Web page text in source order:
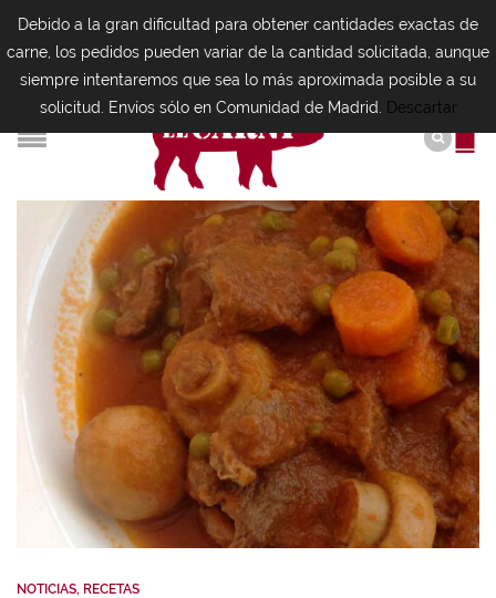
NOTICIAS, RECETAS
Debido a la gran dificultad para obtener cantidades exactas de
carne, los pedidos pueden variar de la cantidad solicitada, aunque
siempre intentaremos que sea lo más aproximada posible a su
solicitud. Envíos sólo en Comunidad de Madrid.
Descartar